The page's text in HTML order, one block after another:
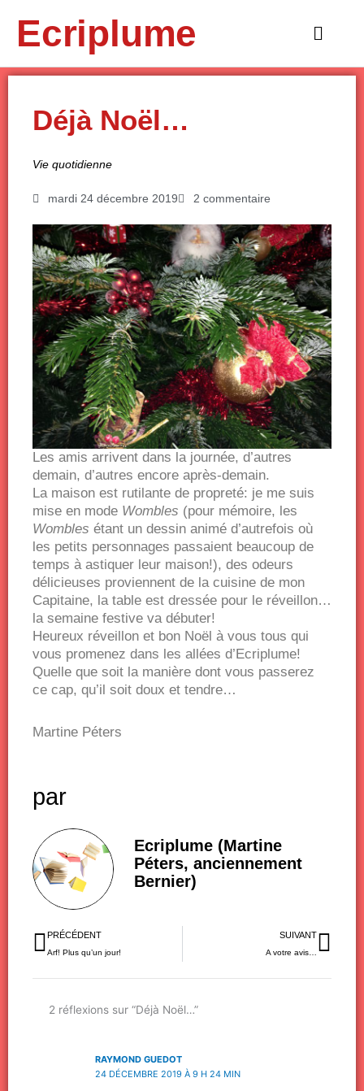
contenuEcriplume
Main
Déjà Noël…
Vie quotidienne
mardi 24 décembre 2019 2 commentaire
Les amis arrivent dans la journée, d’autres
demain, d’autres encore après-demain.
La maison est rutilante de propreté: je me suis
mise en mode Wombles (pour mémoire, les
Wombles étant un dessin animé d’autrefois où
les petits personnages passaient beaucoup de
temps à astiquer leur maison!), des odeurs
délicieuses proviennent de la cuisine de mon
Capitaine, la table est dressée pour le réveillon…
la semaine festive va débuter!
Heureux réveillon et bon Noël à vous tous qui
vous promenez dans les allées d’Ecriplume!
Quelle que soit la manière dont vous passerez
ce cap, qu’il soit doux et tendre…
Martine Péters
par
Ecriplume (Martine
Péters, anciennement
Bernier)
Précédent
PRÉCÉDENT
Arf! Plus qu’un jour!
SUIVANT
A votre avis…
2 réflexions sur “Déjà Noël…”
RAYMOND GUEDOT
24 DÉCEMBRE 2019 À 9 H 24 MIN